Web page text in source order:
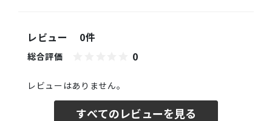
レビュー 0件
総合評価 0
レビューはありません。
すべてのレビューを見る